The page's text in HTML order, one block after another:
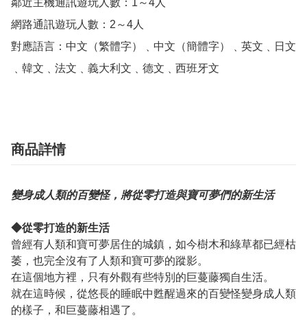
鄰近主機通訊遊玩人數：1～4人
網路通訊遊玩人數：2～4人
對應語言：中文（繁體字）﹑中文（簡體字）﹑英文﹑日文
﹑韓文﹑法文﹑義大利文﹑德文﹑西班牙文
商品詳情
變身成人類的百變怪，將從零打造與寶可夢們的新生活
◆從零打造的新生活
曾經有人類和寶可夢居住的城鎮，如今樹木和綠草都已經枯
萎，也完全沒有了人類和寶可夢的蹤影。
在這個地方裡，只有外觀有些特別的巨蔓藤獨自生活。
就在這時候，從悠長的睡眠中甦醒過來的百變怪變身成人類
的樣子，和巨蔓藤相遇了。